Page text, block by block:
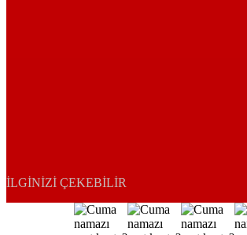
İLGINIZI ÇEKEBILIR